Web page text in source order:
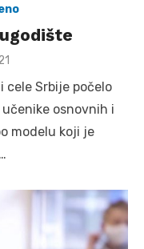
cele Srbije počelo
osnovnih i
modelu koji je